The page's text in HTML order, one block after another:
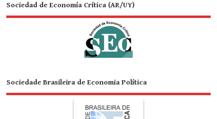
Sociedad de Economía Crítica (AR/UY)
Sociedade Brasileira de Economia Política